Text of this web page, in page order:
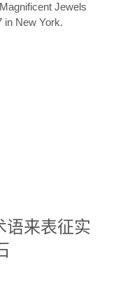
Jewels
in New York.
语来表征实